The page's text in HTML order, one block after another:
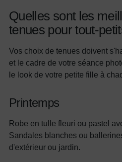
Quelles sont les
tenues pour tout-
Vos choix de tenues doivent
et le cadre de votre séance
le look de votre petite fille à
Printemps
Robe en tulle fleuri ou pastel
Sandales blanches ou
d'extérieur ou jardin.